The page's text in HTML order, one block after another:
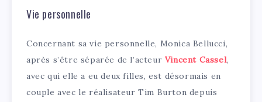
Vie personnelle
Concernant sa vie personnelle, Monica Bellucci,
après s’être séparée de l’acteur Vincent Cassel,
avec qui elle a eu deux filles, est désormais en
couple avec le réalisateur Tim Burton depuis